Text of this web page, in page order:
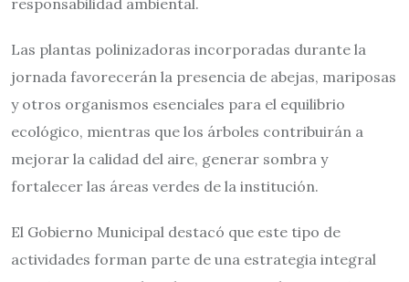
responsabilidad ambiental.
Las plantas polinizadoras incorporadas durante la
jornada favorecerán la presencia de abejas, mariposas
y otros organismos esenciales para el equilibrio
ecológico, mientras que los árboles contribuirán a
mejorar la calidad del aire, generar sombra y
fortalecer las áreas verdes de la institución.
El Gobierno Municipal destacó que este tipo de
actividades forman parte de una estrategia integral